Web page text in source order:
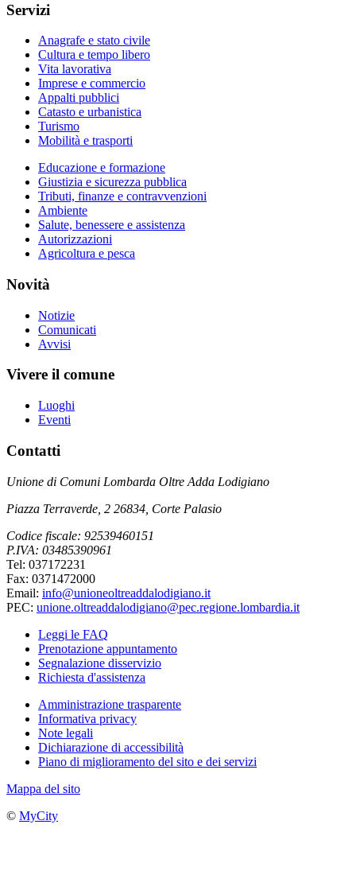
Servizi
Anagrafe e stato civile
Cultura e tempo libero
Vita lavorativa
Imprese e commercio
Appalti pubblici
Catasto e urbanistica
Turismo
Mobilità e trasporti
Educazione e formazione
Giustizia e sicurezza pubblica
Tributi, finanze e contravvenzioni
Ambiente
Salute, benessere e assistenza
Autorizzazioni
Agricoltura e pesca
Novità
Notizie
Comunicati
Avvisi
Vivere il comune
Luoghi
Eventi
Contatti
Unione di Comuni Lombarda Oltre Adda Lodigiano
Piazza Terraverde, 2 26834, Corte Palasio
Codice fiscale: 92539460151
P.IVA: 03485390961
Tel: 037172231
Fax: 0371472000
Email: info@unioneoltreaddalodigiano.it
PEC: unione.oltreaddalodigiano@pec.regione.lombardia.it
Leggi le FAQ
Prenotazione appuntamento
Segnalazione disservizio
Richiesta d'assistenza
Amministrazione trasparente
Informativa privacy
Note legali
Dichiarazione di accessibilità
Piano di miglioramento del sito e dei servizi
Mappa del sito
© MyCity